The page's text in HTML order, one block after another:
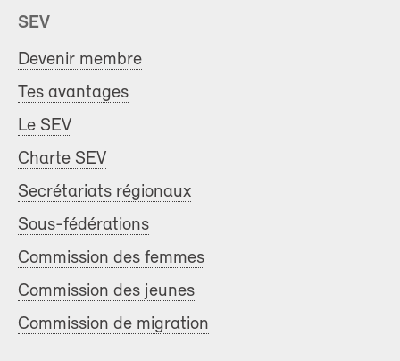
SEV
Devenir membre
Tes avantages
Le SEV
Charte SEV
Secrétariats régionaux
Sous-fédérations
Commission des femmes
Commission des jeunes
Commission de migration